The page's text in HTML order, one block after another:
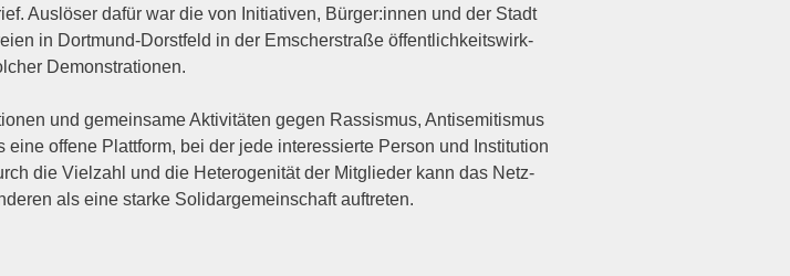
Aus­lö­ser dafür war die von Initia­ti­ven, Bürger:innen und der Stadt
in Dort­mund-Dorst­feld in der Emscher­stra­ße öffent­lich­keits­wirk­
Demonstrationen.
und gemein­sa­me Akti­vi­tä­ten gegen Ras­sis­mus, Anti­se­mi­tis­mus
offe­ne Platt­form, bei der jede inter­es­sier­te Per­son und Insti­tu­ti­on
die Viel­zahl und die Hete­ro­ge­ni­tät der Mit­glie­der kann das Netz­
als eine star­ke Soli­dar­ge­mein­schaft auftreten.